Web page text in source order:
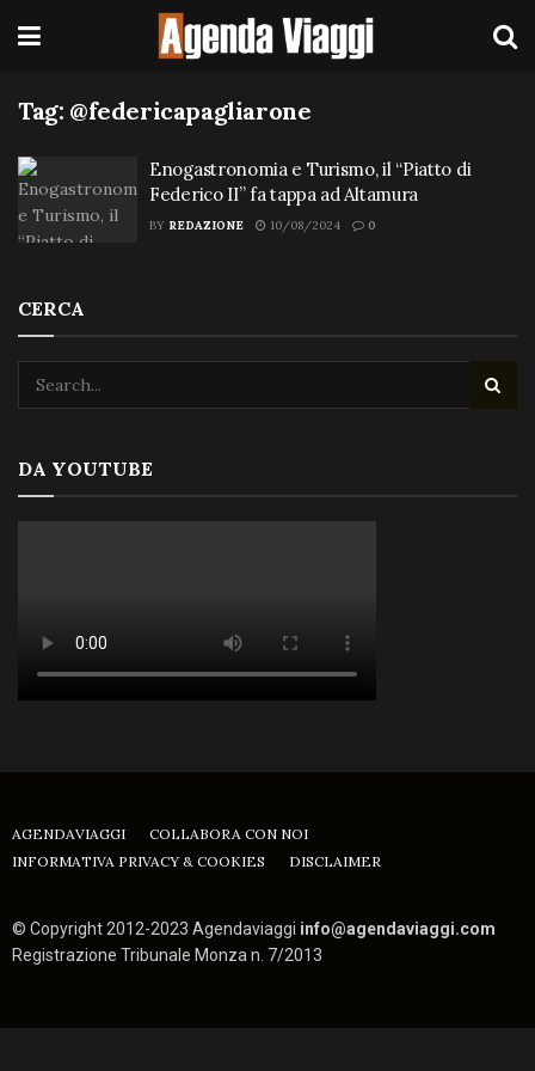
Tag: @federicapagliarone
Enogastronomia e Turismo, il “Piatto di
Federico II” fa tappa ad Altamura
BY REDAZIONE 10/08/2024 0
CERCA
DA YOUTUBE
AGENDAVIAGGI
COLLABORA CON NOI
INFORMATIVA PRIVACY & COOKIES
DISCLAIMER
© Copyright 2012-2023 Agendaviaggi info@agendaviaggi.com
Registrazione Tribunale Monza n. 7/2013